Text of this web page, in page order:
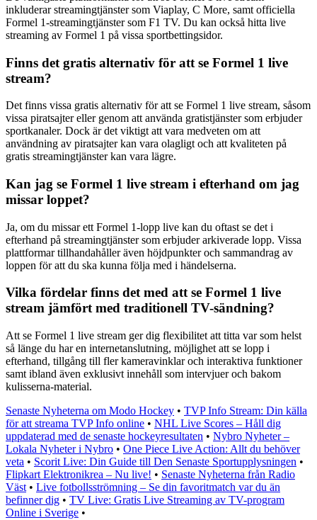
inkluderar streamingtjänster som Viaplay, C More, samt officiella
Formel 1-streamingtjänster som F1 TV. Du kan också hitta live
streaming av Formel 1 på vissa sportbettingsidor.
Finns det gratis alternativ för att se Formel 1 live
stream?
Det finns vissa gratis alternativ för att se Formel 1 live stream, såsom
vissa piratsajter eller genom att använda gratistjänster som erbjuder
sportkanaler. Dock är det viktigt att vara medveten om att
användning av piratsajter kan vara olagligt och att kvaliteten på
gratis streamingtjänster kan vara lägre.
Kan jag se Formel 1 live stream i efterhand om jag
missar loppet?
Ja, om du missar ett Formel 1-lopp live kan du oftast se det i
efterhand på streamingtjänster som erbjuder arkiverade lopp. Vissa
plattformar tillhandahåller även höjdpunkter och sammandrag av
loppen för att du ska kunna följa med i händelserna.
Vilka fördelar finns det med att se Formel 1 live
stream jämfört med traditionell TV-sändning?
Att se Formel 1 live stream ger dig flexibilitet att titta var som helst
så länge du har en internetanslutning, möjlighet att se lopp i
efterhand, tillgång till fler kameravinklar och interaktiva funktioner
samt ibland även exklusivt innehåll som intervjuer och bakom
kulisserna-material.
Senaste Nyheterna om Modo Hockey • TVP Info Stream: Din källa
för att streama TVP Info online • NHL Live Scores – Håll dig
uppdaterad med de senaste hockeyresultaten • Nybro Nyheter –
Lokala Nyheter i Nybro • One Piece Live Action: Allt du behöver
veta • Scorit Live: Din Guide till Den Senaste Sportupplysningen •
Flipkart Elektronikrea – Nu live! • Senaste Nyheterna från Radio
Väst • Live fotbollsströmning – Se din favoritmatch var du än
befinner dig • TV Live: Gratis Live Streaming av TV-program
Online i Sverige •